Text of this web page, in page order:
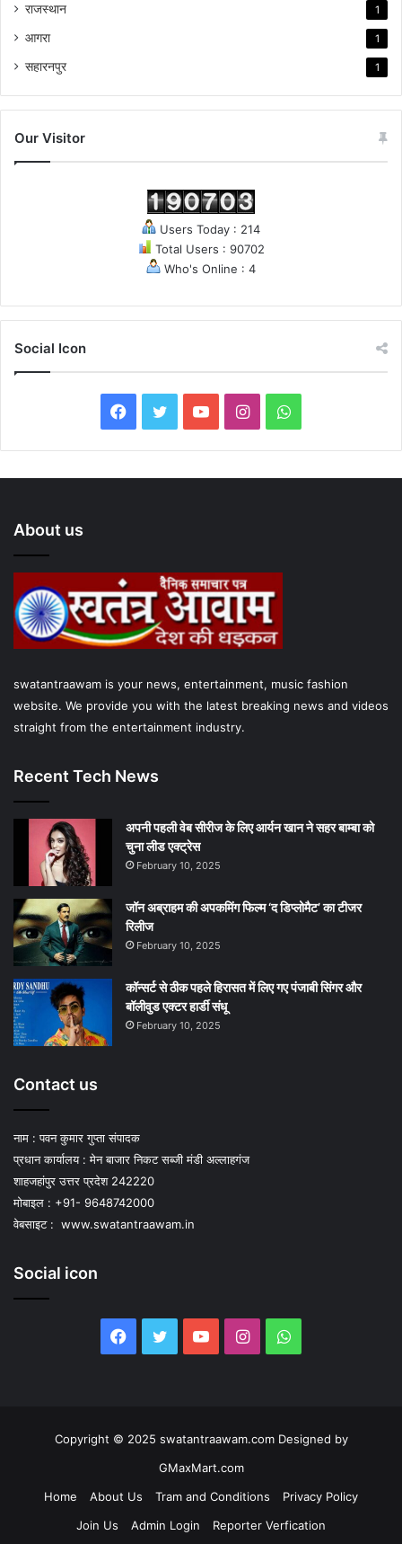
राजस्थान 1
आगरा 1
सहारनपुर 1
Our Visitor
Users Today : 214
Total Users : 90702
Who's Online : 4
Social Icon
a
c
o
o
w
i
e
r
o
u
b
e
I
n
s
g
m
W
h
a
About us
swatantraawam is your news, entertainment, music fashion
website. We provide you with the latest breaking news and videos
straight from the entertainment industry.
Recent Tech News
अपनी पहली वेब सीरीज के लिए आर्यन खान ने सहर बाम्‍बा को
चुना लीड एक्‍ट्रेस
February 10, 2025
जॉन अब्राहम की अपकमिंग फिल्म ‘द डिप्लोमैट’ का टीजर
रिलीज
February 10, 2025
कॉन्सर्ट से ठीक पहले हिरासत में लिए गए पंजाबी सिंगर और
बॉलीवुड एक्टर हार्डी संधू
February 10, 2025
Contact us
नाम : पवन कुमार गुप्ता संपादक
प्रधान कार्यालय : मेन बाजार निकट सब्जी मंडी अल्लाहगंज
शाहजहांपुर उत्तर प्रदेश 242220
मोबाइल : +91- 9648742000
वेबसाइट : www.swatantraawam.in
Social icon
Facebook
Twitter YouTubeInstagramWhatsApp
Copyright © 2025 swatantraawam.com Designed by
GMaxMart.com
Home
About Us Tram and Conditions
Privacy Policy
Join Us
Admin Login Reporter Verfication